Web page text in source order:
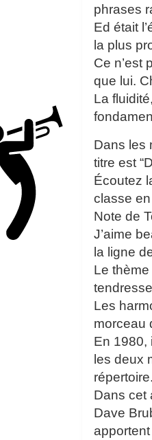
phrases
Ed était
la plus
Ce n’est
que lui.
La
Dans les
titre est
Écoutez
classe
Note de
J’aime
la ligne
Le thème
Les
morceau
En 1980,
les deux
répertoire.
Dans cet
Dave